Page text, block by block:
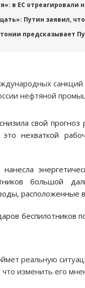
в ЕС
Путин заявил,
предсказывает
нефтяной
свой
нехваткой
большой
расположенные
беспилотников
реальную
изменить его